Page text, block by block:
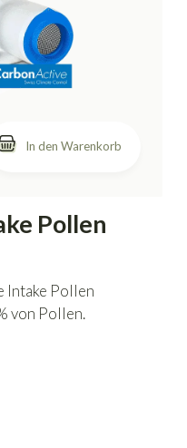
In den Warenkorb
Pollen
Pollen
von Pollen.